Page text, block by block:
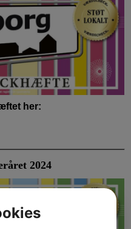
her:
2024